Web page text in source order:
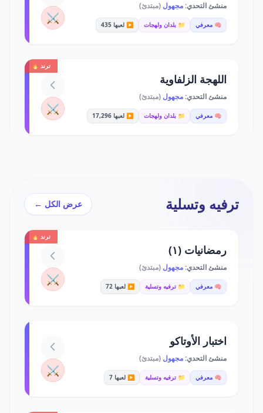
منشئ التحدي:مجهول (مبتدئ)
🧠 معرفي 📁 بلدان ولهجات ▶️ لعبها 435 ⚔️
ترند 🔥
اللهجة الزلفاوية
منشئ التحدي:مجهول (مبتدئ)
🧠 معرفي 📁 بلدان ولهجات ▶️ لعبها 17,296 ⚔️
ترفيه وتسلية عرض الكل ←
ترند 🔥
رمضانيات (١)
منشئ التحدي:مجهول (مبتدئ)
🧠 معرفي 📁 ترفيه وتسلية ▶️ لعبها 72 ⚔️
اختبار الأوتاكو
منشئ التحدي:مجهول (مبتدئ)
🧠 معرفي 📁 ترفيه وتسلية ▶️ لعبها 7 ⚔️